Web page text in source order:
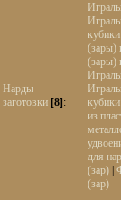
Нарды
заготовки [8] :
(зары)
из
для
(зар)
(зар)